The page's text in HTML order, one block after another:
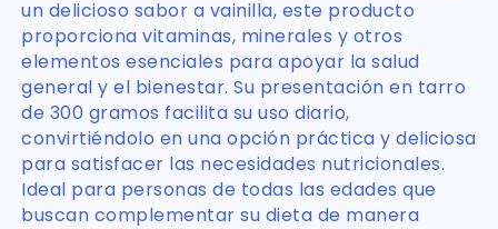
un delicioso sabor a vainilla, este producto
proporciona vitaminas, minerales y otros
elementos esenciales para apoyar la salud
general y el bienestar. Su presentación en tarro
de 300 gramos facilita su uso diario,
convirtiéndolo en una opción práctica y deliciosa
para satisfacer las necesidades nutricionales.
Ideal para personas de todas las edades que
buscan complementar su dieta de manera